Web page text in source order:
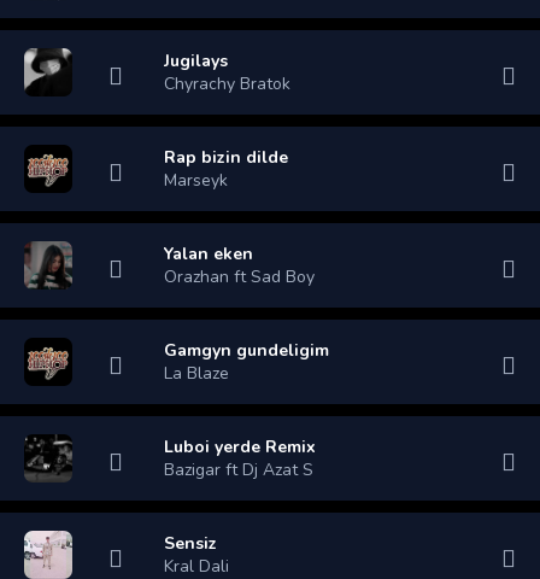
Jugilays
Chyrachy Bratok
Rap bizin dilde
Marseyk
Yalan eken
Orazhan ft Sad Boy
Gamgyn gundeligim
La Blaze
Luboi yerde Remix
Bazigar ft Dj Azat S
Sensiz
Kral Dali